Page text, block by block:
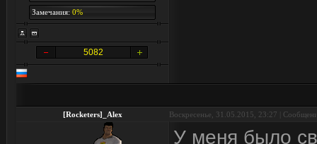
Замечания: 0%
5082
[Rocketers]_Alex Воскресенье, 31.05.2015, 23:27 |
У меня было